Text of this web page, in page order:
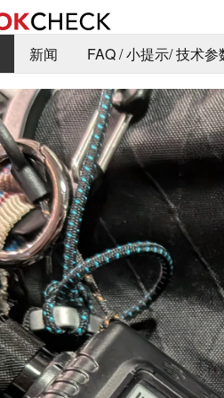
新闻 FAQ / 小提示/ 技术参